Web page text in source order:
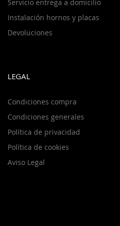
Servicio entrega a domicilio
Instalación hornos y placas
Devoluciones
LEGAL
Condiciones compra
Condiciones generales
Política de privacidad
Política de cookies
Aviso Legal